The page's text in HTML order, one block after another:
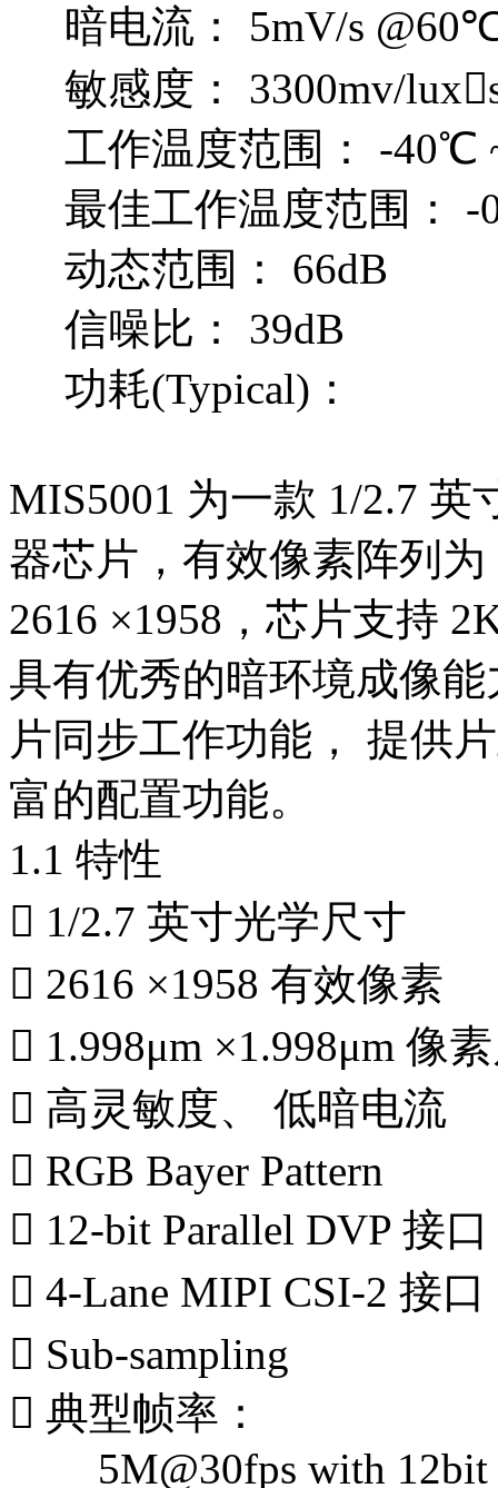
暗电流： 5mV/s
敏感度： 3300mv/
工作温度范围： -40℃
最佳工作温度范围：
动态范围： 66dB
信噪比： 39dB
功耗(Typical)：
MIS5001 为一款 1/2.7 英
器芯片，有效像素阵列为
2616 ×1958，芯片支持
具有优秀的暗环境成像
片同步工作功能， 提供
富的配置功能。
1.1 特性
 1/2.7 英寸光学尺寸
 2616 ×1958 有效像素
 1.998μm ×1.998μm 像
 高灵敏度、 低暗电流
 RGB Bayer Pattern
 12-bit Parallel DVP 接口
 4-Lane MIPI CSI-2 接口
 Sub-sampling
 典型帧率：
5M@30fps with 12bit